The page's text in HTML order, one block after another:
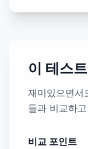
이 테스
재미있으면서
들과 비교하
비교 포인트